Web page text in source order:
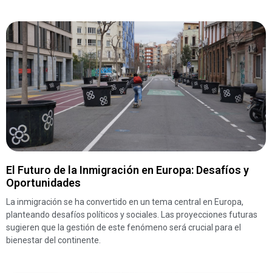
El Futuro de la Inmigración en Europa: Desafíos y
Oportunidades
La inmigración se ha convertido en un tema central en Europa,
planteando desafíos políticos y sociales. Las proyecciones futuras
sugieren que la gestión de este fenómeno será crucial para el
bienestar del continente.